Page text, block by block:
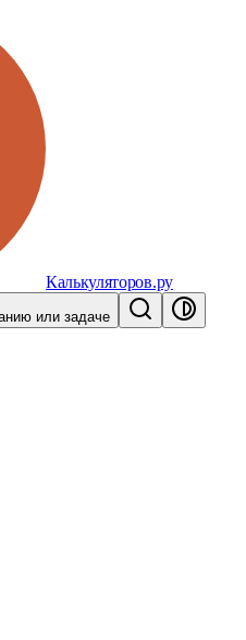
Калькуляторов.ру
или задаче